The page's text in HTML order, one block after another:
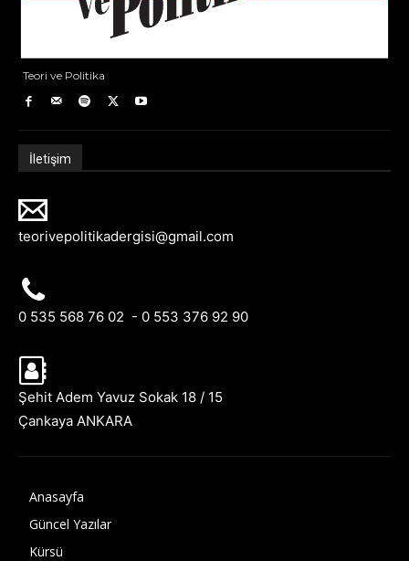
Teori ve Politika
İletişim
teorivepolitikadergisi@gmail.com
0 535 568 76 02 - 0 553 376 92 90
Şehit Adem Yavuz Sokak 18 / 15
Çankaya ANKARA
Anasayfa
Güncel Yazılar
Kürsü